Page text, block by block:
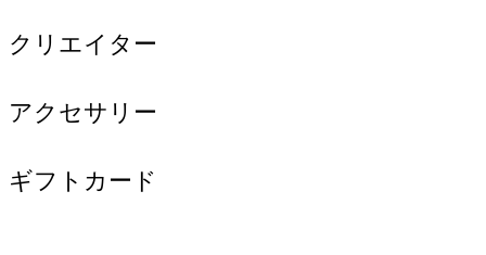
クリエイター
アクセサリー
ギフトカード